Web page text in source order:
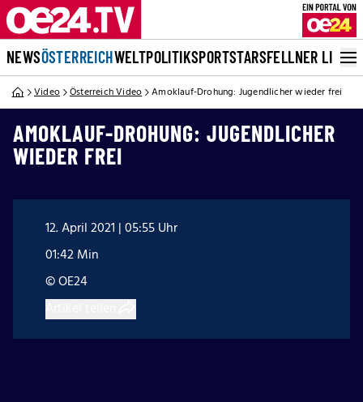
NEWSÖSTERREICHWELTPOLITIKSPORTSTARSFELLNER LIVE
Video Österreich Video Amoklauf-Drohung: Jugendlicher wieder frei
AMOKLAUF-DROHUNG: JUGENDLICHER
WIEDER FREI
12. April 2021 | 05:55 Uhr
01:42 Min
© OE24